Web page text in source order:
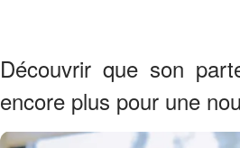
Découvrir que son
encore plus pour une